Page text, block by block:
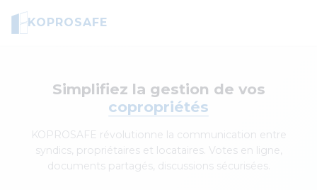
KOPROSAFE
Simplifiez la gestion de vos
copropriétés
KOPROSAFE révolutionne la communication entre
syndics, propriétaires et locataires. Votes en ligne,
documents partagés, discussions sécurisées.